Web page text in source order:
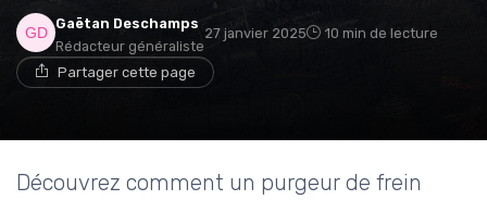
Gaëtan Deschamps
Rédacteur généraliste
27 janvier 2025 10 min de lecture
Partager cette page
Découvrez comment un purgeur de frein